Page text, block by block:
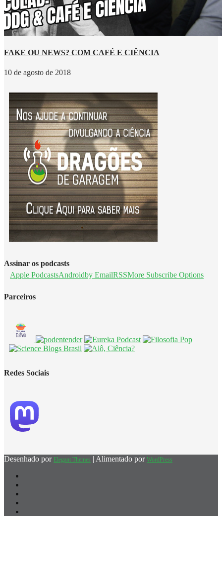
FAKE OU NEWS? COM CAFÉ E CIÊNCIA
10 de agosto de 2018
Assinar os podcasts
Apple PodcastsAndroidby EmailRSSMore Subscribe Options
Parceiros
Redes Sociais
Desenhado por Elegant Themes | Alimentado por WordPress